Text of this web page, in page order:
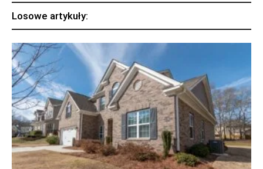
Losowe artykuły: